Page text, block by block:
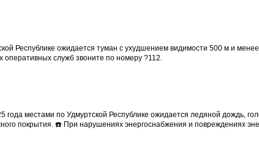
Республике ожидается туман с ухудшением видимости 500 м и
служб звоните по номеру ?112.
местами по Удмуртской Республике ожидается ледяной дождь,
покрытия. ☎️ При нарушениях энергоснабжения и повреждениях